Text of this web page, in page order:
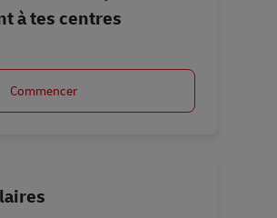
à tes centres
Commencer